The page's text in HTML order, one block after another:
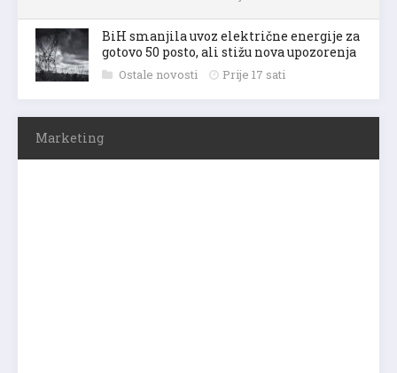
BiH smanjila uvoz električne energije za
gotovo 50 posto, ali stižu nova upozorenja
Ostale novosti Prije 17 sati
Marketing